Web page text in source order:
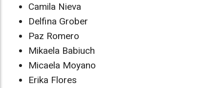
Camila Nieva
Delfina Grober
Paz Romero
Mikaela Babiuch
Micaela Moyano
Erika Flores